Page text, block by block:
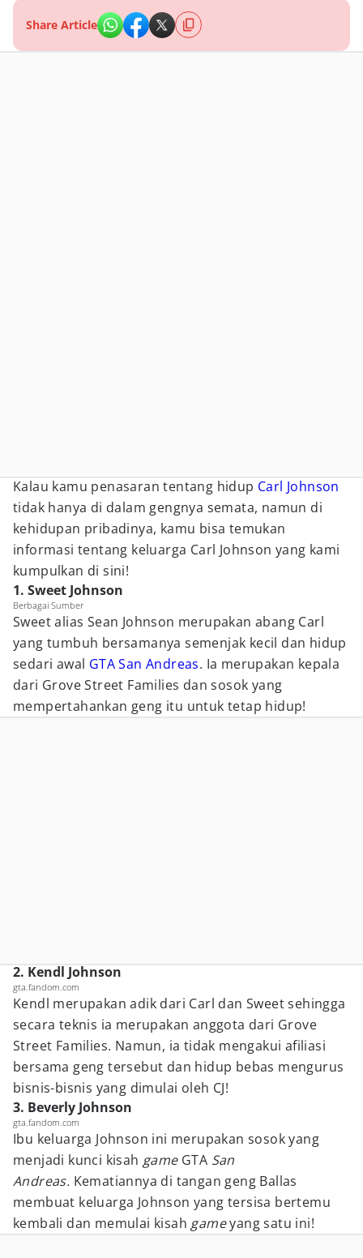
Share Article
Kalau kamu penasaran tentang hidup Carl Johnson
tidak hanya di dalam gengnya semata, namun di
kehidupan pribadinya, kamu bisa temukan
informasi tentang keluarga Carl Johnson yang kami
kumpulkan di sini!
1. Sweet Johnson
Berbagai Sumber
Sweet alias Sean Johnson merupakan abang Carl
yang tumbuh bersamanya semenjak kecil dan hidup
sedari awal GTA San Andreas. Ia merupakan kepala
dari Grove Street Families dan sosok yang
mempertahankan geng itu untuk tetap hidup!
2. Kendl Johnson
gta.fandom.com
Kendl merupakan adik dari Carl dan Sweet sehingga
secara teknis ia merupakan anggota dari Grove
Street Families. Namun, ia tidak mengakui afiliasi
bersama geng tersebut dan hidup bebas mengurus
bisnis-bisnis yang dimulai oleh CJ!
3. Beverly Johnson
gta.fandom.com
Ibu keluarga Johnson ini merupakan sosok yang
menjadi kunci kisah game GTA San
Andreas. Kematiannya di tangan geng Ballas
membuat keluarga Johnson yang tersisa bertemu
kembali dan memulai kisah gameyang satu ini!